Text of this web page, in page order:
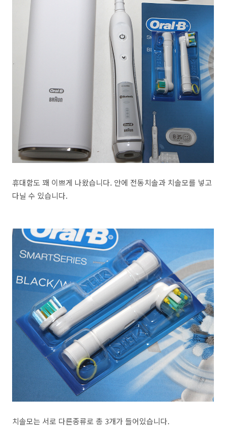
휴대함도 꽤 이쁘게 나왔습니다. 안에 전동치솔과 치솔모를 넣고
다닐 수 있습니다.
치솔모는 서로 다른종류로 총 3개가 들어있습니다.